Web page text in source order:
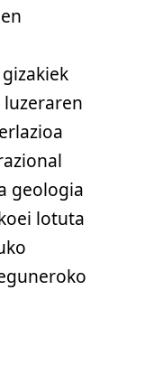
geologia
lotuta